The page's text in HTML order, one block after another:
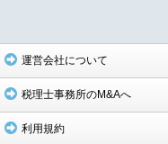
運営会社について
税理士事務所のM&Aへ
利用規約